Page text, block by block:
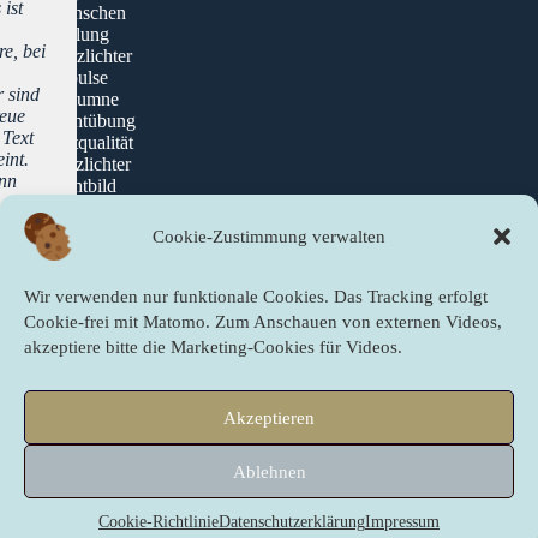
Cookie-Zustimmung verwalten
Wir verwenden nur funktionale Cookies. Das Tracking erfolgt
Cookie-frei mit Matomo. Zum Anschauen von externen Videos,
akzeptiere bitte die Marketing-Cookies für Videos.
Akzeptieren
Ablehnen
Cookie-RichtlinieDatenschutzerklärungImpressum
ist
bei
sind
Menschen
Heilung
Herzlichter
Impulse
Kolumne
Lichtübung
Zeitqualität
Blitzlichter
Lichtbild
Über Uns
Quicklinks
PartnerInnen der newslichter
Copyright © 2009 - 2026 newslichter next level – Gute Nachrichten
online. Nachdruck – auch auszugsweise – nur mit Genehmigung der